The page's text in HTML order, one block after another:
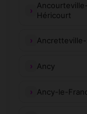
Héricourt
Ancy
Ancy-le-